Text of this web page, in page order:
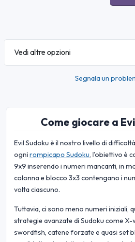
Vedi altre opzioni
Segnala un
Come giocare a
Evil Sudoku è il nostro livello di
ogni rompicapo Sudoku, l’obiettivo è
9x9 inserendo i numeri mancanti, in
colonna e blocco 3x3 contengano i
volta ciascuno.
Tuttavia, ci sono meno numeri iniziali,
strategie avanzate di Sudoku come X-
swordfish, catene forzate e quasi set